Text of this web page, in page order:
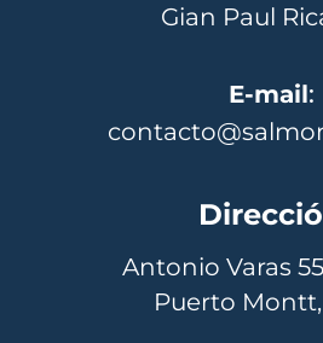
Gian Paul
E-mail:
Antonio Varas
Puerto